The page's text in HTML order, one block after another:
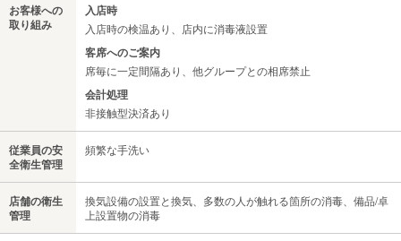
お客様への
取り組み
入店時
入店時の検温あり、店内に消毒液設置
客席へのご案内
席毎に一定間隔あり、他グループとの相席禁止
会計処理
非接触型決済あり
従業員の安
全衛生管理
頻繁な手洗い
店舗の衛生
管理
換気設備の設置と換気、多数の人が触れる箇所の消毒、備品/卓
上設置物の消毒